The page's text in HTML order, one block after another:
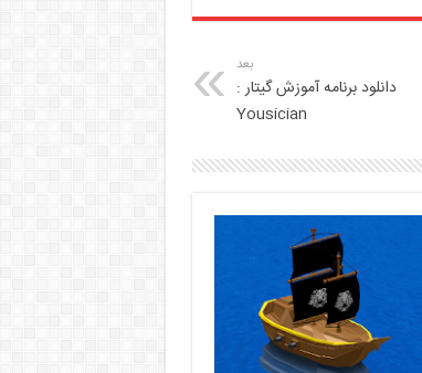
بعد
دانلود برنامه آموزش گیتار :
Yousician